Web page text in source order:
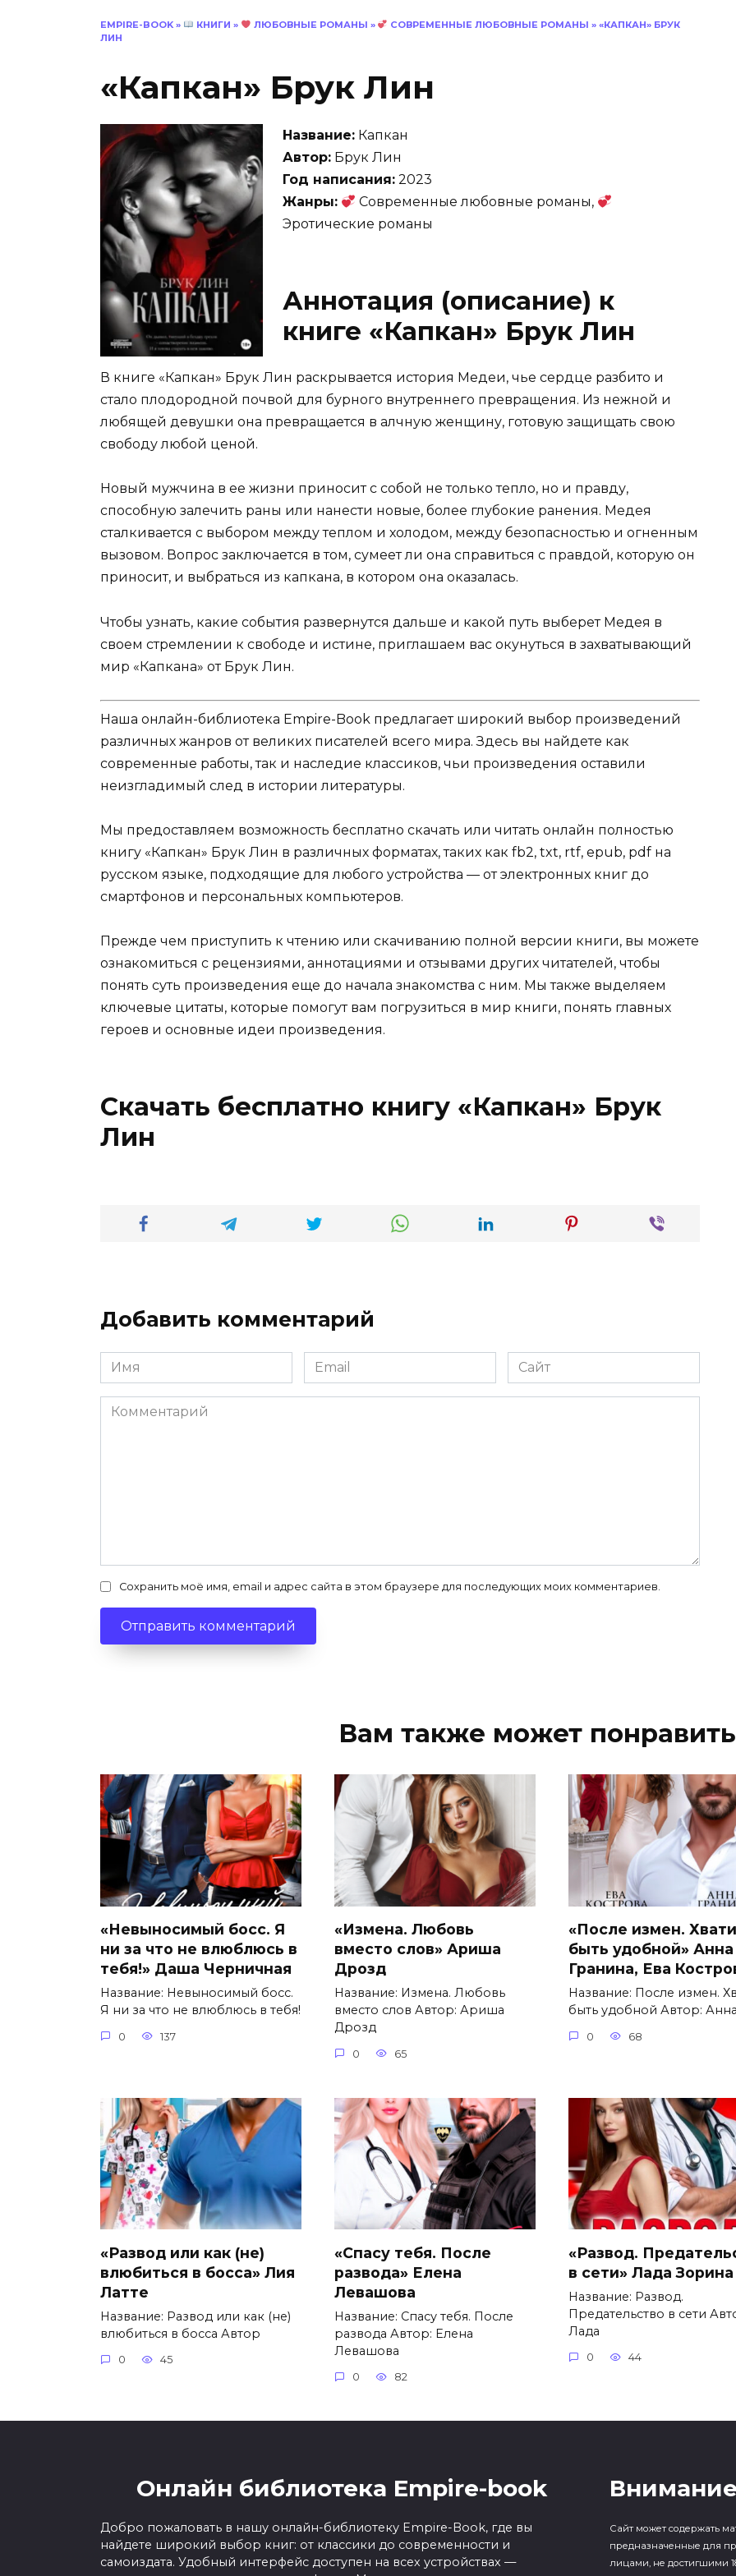
EMPIRE-BOOK » КНИГИ » ЛЮБОВНЫЕ РОМАНЫ » СОВРЕМЕННЫЕ ЛЮБОВНЫЕ РОМАНЫ »«КАПКАН» БРУК
ЛИН
«Капкан» Брук Лин
Название: Капкан
Автор: Брук Лин
Год написания: 2023
Жанры:
Современные любовные романы,
Эротические романы
Аннотация (описание) к
книге «Капкан» Брук Лин
В книге «Капкан» Брук Лин раскрывается история Медеи, чье сердце разбито и
стало плодородной почвой для бурного внутреннего превращения. Из нежной и
любящей девушки она превращается в алчную женщину, готовую защищать свою
свободу любой ценой.
Новый мужчина в ее жизни приносит с собой не только тепло, но и правду,
способную залечить раны или нанести новые, более глубокие ранения. Медея
сталкивается с выбором между теплом и холодом, между безопасностью и огненным
вызовом. Вопрос заключается в том, сумеет ли она справиться с правдой, которую он
приносит, и выбраться из капкана, в котором она оказалась.
Чтобы узнать, какие события развернутся дальше и какой путь выберет Медея в
своем стремлении к свободе и истине, приглашаем вас окунуться в захватывающий
мир «Капкана» от Брук Лин.
Наша онлайн-библиотека Empire-Book предлагает широкий выбор произведений
различных жанров от великих писателей всего мира. Здесь вы найдете как
современные работы, так и наследие классиков, чьи произведения оставили
неизгладимый след в истории литературы.
Мы предоставляем возможность бесплатно скачать или читать онлайн полностью
книгу «Капкан» Брук Лин в различных форматах, таких как fb2, txt, rtf, epub, pdf на
русском языке, подходящие для любого устройства — от электронных книг до
смартфонов и персональных компьютеров.
Прежде чем приступить к чтению или скачиванию полной версии книги, вы можете
ознакомиться с рецензиями, аннотациями и отзывами других читателей, чтобы
понять суть произведения еще до начала знакомства с ним. Мы также выделяем
ключевые цитаты, которые помогут вам погрузиться в мир книги, понять главных
героев и основные идеи произведения.
Скачать бесплатно книгу «Капкан» Брук
Лин
Добавить комментарий
Имя
*
Email
*
Сайт
Комментарий
Сохранить моё имя, email и адрес сайта в этом браузере для последующих моих комментариев.
Вам также может
«Невыносимый босс. Я
ни за что не влюблюсь в
тебя!» Даша Черничная
Название: Невыносимый босс.
Я ни за что не влюблюсь в тебя!
0 137
«Измена. Любовь
вместо слов» Ариша
Дрозд
Название: Измена. Любовь
вместо слов Автор: Ариша
Дрозд
0 65
«После измен.
быть удобной» Анна
Гранина, Ева
Название: После измен.
быть удобной Автор:
0 68
«Развод или как (не)
влюбиться в босса» Лия
Латте
Название: Развод или как (не)
влюбиться в босса Автор
0 45
«Спасу тебя. После
развода» Елена
Левашова
Название: Спасу тебя. После
развода Автор: Елена
Левашова
0 82
«Развод.
в сети» Лада Зорина
Название: Развод.
Предательство в сети
Лада
0 44
Онлайн библиотека Empire-book
Добро пожаловать в нашу онлайн-библиотеку Empire-Book, где вы
найдете широкий выбор книг: от классики до современности и
самоиздата. Удобный интерфейс доступен на всех устройствах —
Сайт может содержать
предназначенные для
лицами, не достигшими